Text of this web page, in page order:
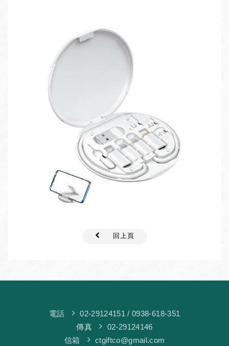
回上頁
電話 02-29124151 / 0938-618-351
傳真
02-29124146
信箱
ctgiftco@gmail.com